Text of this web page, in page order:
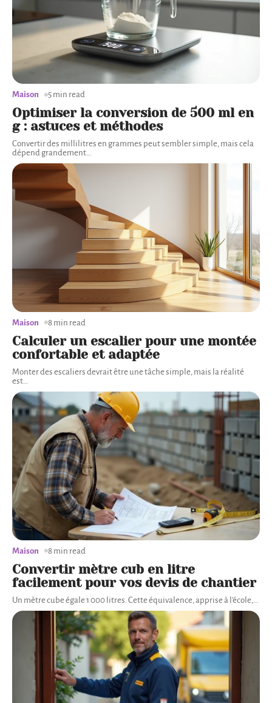
Optimiser la conversion de 500 ml en
g : astuces et méthodes
Convertir des millilitres en grammes peut sembler simple, mais cela
dépend grandement…
Maison 5 min read
Calculer un escalier pour une montée
confortable et adaptée
Monter des escaliers devrait être une tâche simple, mais la réalité
est
Maison 8 min read
Convertir mètre cub en litre
facilement pour vos devis de chantier
Un mètre cube égale 1 000 litres. Cette équivalence, apprise à l'école,
Maison 8 min read